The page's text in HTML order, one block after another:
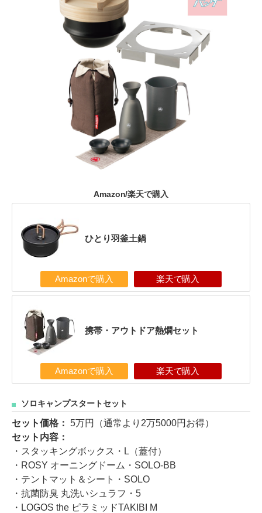
Amazon/楽天で購入
ひとり羽釜土鍋
Amazonで購入 楽天で購入
携帯・アウトドア熱燗セット
Amazonで購入 楽天で購入
ソロキャンプスタートセット
セット価格： 5万円（通常より2万5000円お得）
セット内容：
・スタッキングボックス・L（蓋付）
・ROSY オーニングドーム・SOLO-BB
・テントマット＆シート・SOLO
・抗菌防臭 丸洗いシュラフ・5
・LOGOS the ピラミッドTAKIBI M